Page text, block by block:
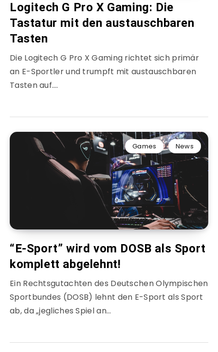
Logitech G Pro X Gaming: Die
Tastatur mit den austauschbaren
Tasten
Die Logitech G Pro X Gaming richtet sich primär
an E-Sportler und trumpft mit austauschbaren
Tasten auf….
Games News
“E-Sport” wird vom DOSB als Sport
komplett abgelehnt!
Ein Rechtsgutachten des Deutschen Olympischen
Sportbundes (DOSB) lehnt den E-Sport als Sport
ab, da „jegliches Spiel an…